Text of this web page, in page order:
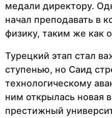
медали директору.
начал преподавать в
физику, таким же как
Турецкий этап стал
ступенью, но Саид
технологическому
ним открылась новая
престижный